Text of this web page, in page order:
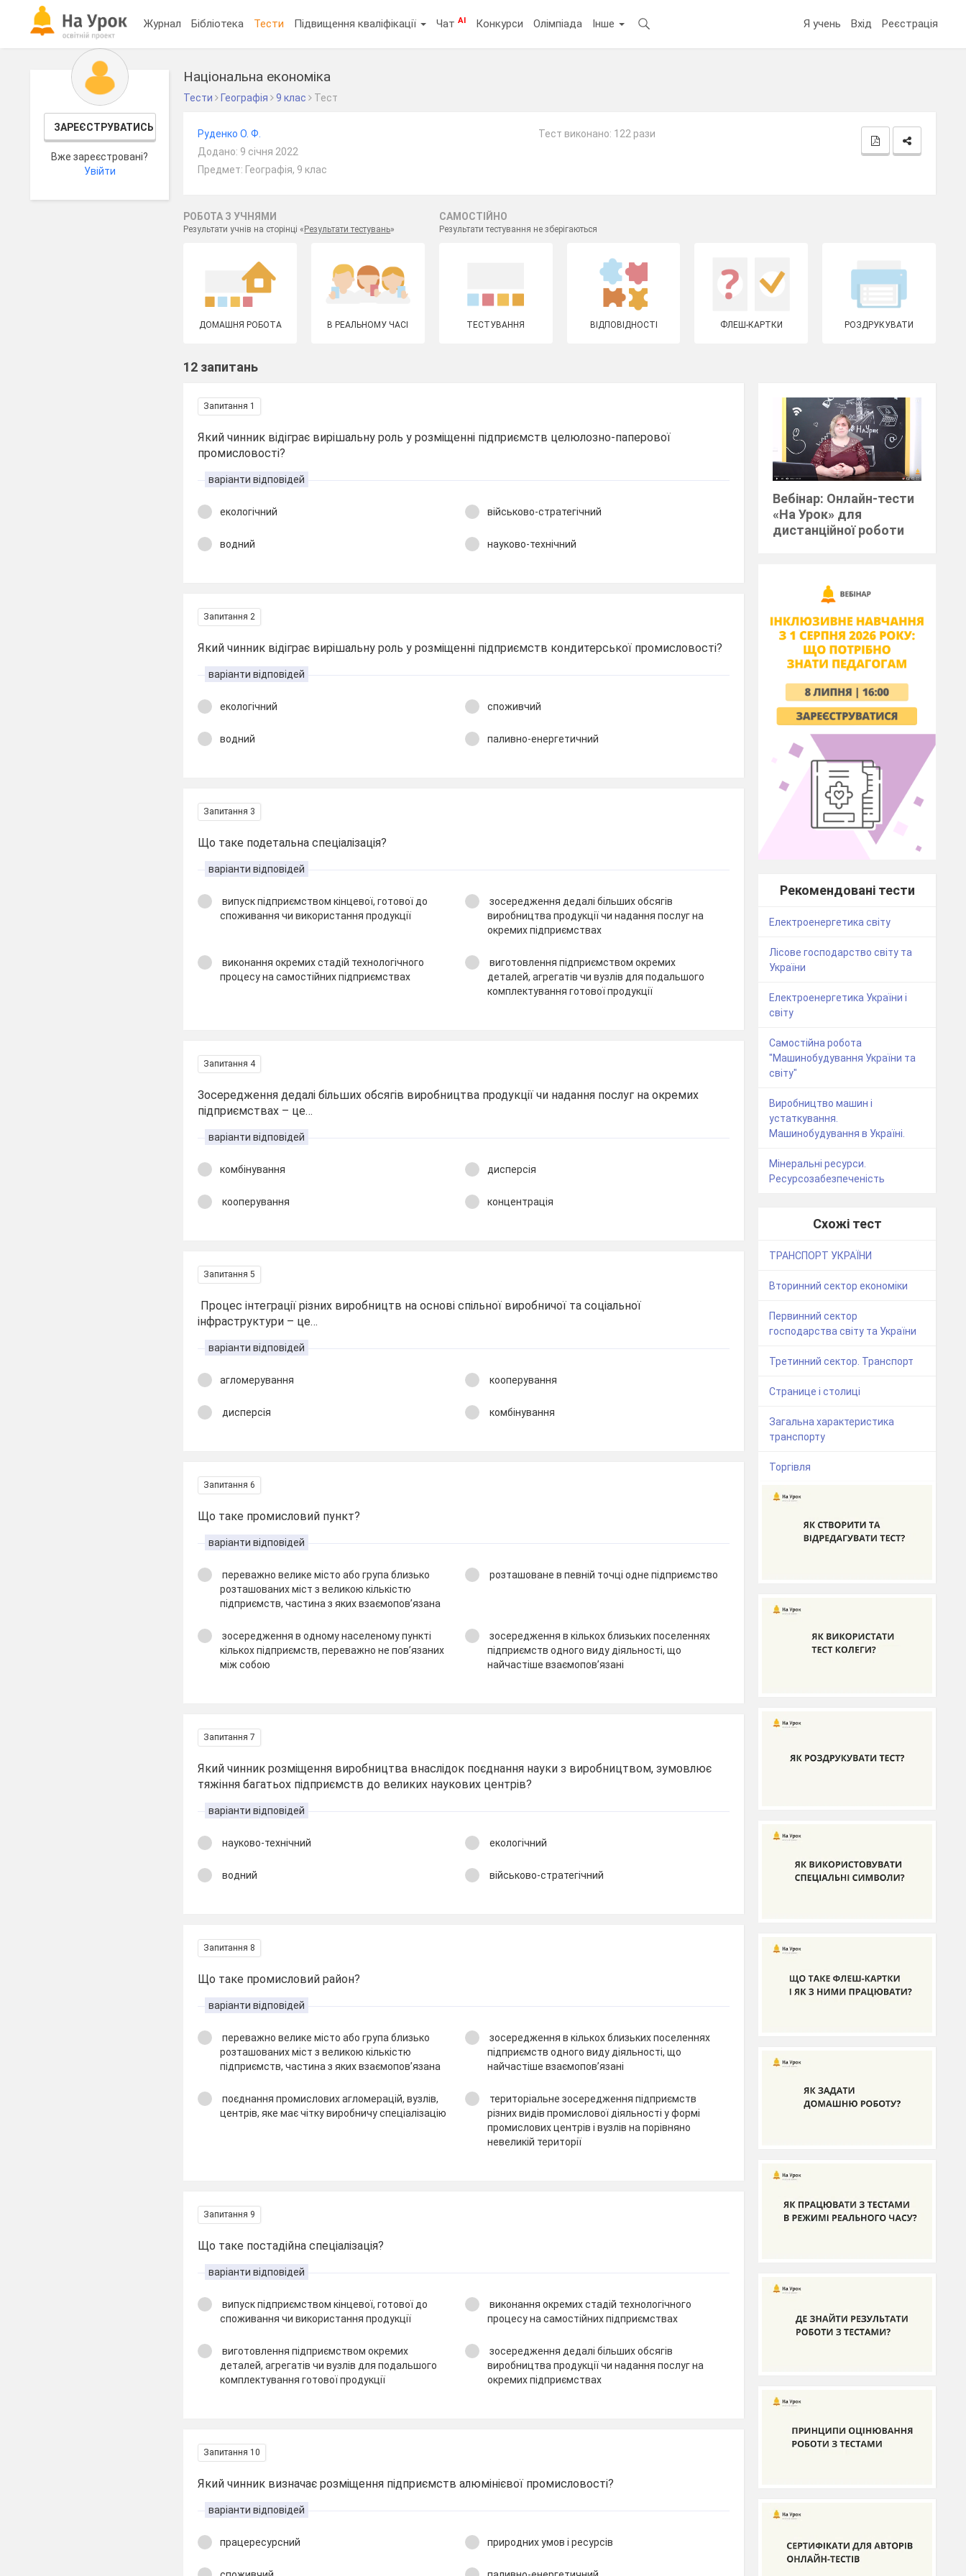
Журнал Бібліотека Тести Підвищення кваліфікації ЧатAI Конкурси Олімпіада Інше Я учень Вхід Реєстрація
ЗАРЕЄСТРУВАТИСЬ
Вже зареєстровані?
Увійти
Національна економіка
Тести Географія 9 клас Тест
Руденко О. Ф.
Додано: 9 січня 2022
Предмет: Географія, 9 клас
Тест виконано: 122 рази
РОБОТА З УЧНЯМИ
Результати учнів на сторінці « Результати тестувань»
САМОСТІЙНО
Результати тестування не зберігаються
ДОМАШНЯ РОБОТА В РЕАЛЬНОМУ ЧАСІ ТЕСТУВАННЯ ВІДПОВІДНОСТІ ФЛЕШ-КАРТКИ РОЗДРУКУВАТИ
12 запитань
Запитання 1
Який чинник відіграє вирішальну роль у розміщенні підприємств целюлозно-паперової
промисловості?
варіанти відповідей
екологічний військово-стратегічний
водний науково-технічний
Запитання 2
Який чинник відіграє вирішальну роль у розміщенні підприємств кондитерської промисловості?
варіанти відповідей
екологічний споживчий
водний паливно-енергетичний
Запитання 3
Що таке подетальна спеціалізація?
варіанти відповідей
випуск підприємством кінцевої, готової до
споживання чи використання продукції
зосередження дедалі більших обсягів
виробництва продукції чи надання послуг на
окремих підприємствах
виконання окремих стадій технологічного
процесу на самостійних підприємствах
виготовлення підприємством окремих
деталей, агрегатів чи вузлів для подальшого
комплектування готової продукції
Запитання 4
Зосередження дедалі більших обсягів виробництва продукції чи надання послуг на окремих
підприємствах – це…
варіанти відповідей
комбінування дисперсія
кооперування концентрація
Запитання 5
Процес інтеграції різних виробництв на основі спільної виробничої та соціальної
інфраструктури – це…
варіанти відповідей
агломерування кооперування
дисперсія комбінування
Запитання 6
Що таке промисловий пункт?
варіанти відповідей
переважно велике місто або група близько
розташованих міст з великою кількістю
підприємств, частина з яких взаємопов’язана
розташоване в певній точці одне підприємство
зосередження в одному населеному пункті
кількох підприємств, переважно не пов’язаних
між собою
зосередження в кількох близьких поселеннях
підприємств одного виду діяльності, що
найчастіше взаємопов’язані
Запитання 7
Який чинник розміщення виробництва внаслідок поєднання науки з виробництвом, зумовлює
тяжіння багатьох підприємств до великих наукових центрів?
варіанти відповідей
науково-технічний екологічний
водний військово-стратегічний
Запитання 8
Що таке промисловий район?
варіанти відповідей
переважно велике місто або група близько
розташованих міст з великою кількістю
підприємств, частина з яких взаємопов’язана
зосередження в кількох близьких поселеннях
підприємств одного виду діяльності, що
найчастіше взаємопов’язані
поєднання промислових агломерацій, вузлів,
центрів, яке має чітку виробничу спеціалізацію
територіальне зосередження підприємств
різних видів промислової діяльності у формі
промислових центрів і вузлів на порівняно
невеликій території
Запитання 9
Що таке постадійна спеціалізація?
варіанти відповідей
випуск підприємством кінцевої, готової до
споживання чи використання продукції
виконання окремих стадій технологічного
процесу на самостійних підприємствах
виготовлення підприємством окремих
деталей, агрегатів чи вузлів для подальшого
комплектування готової продукції
зосередження дедалі більших обсягів
виробництва продукції чи надання послуг на
окремих підприємствах
Запитання 10
Який чинник визначає розміщення підприємств алюмінієвої промисловості?
варіанти відповідей
працересурсний природних умов і ресурсів
Вебінар: Онлайн-тести
«На Урок» для
дистанційної роботи
Рекомендовані тести
Електроенергетика світу
Лісове господарство світу та
України
Електроенергетика України і
світу
Самостійна робота
"Машинобудування України та
світу"
Виробництво машин і
устаткування.
Машинобудування в Україні.
Мінеральні ресурси.
Ресурсозабезпеченість
Схожі тест
ТРАНСПОРТ УКРАЇНИ
Вторинний сектор економіки
Первинний сектор
господарства світу та України
Третинний сектор. Транспорт
Странице і столиці
Загальна характеристика
транспорту
Торгівля